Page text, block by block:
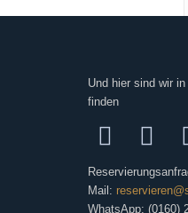
Und hier sind wir
finden
Mail:
WhatsApp: (0160)